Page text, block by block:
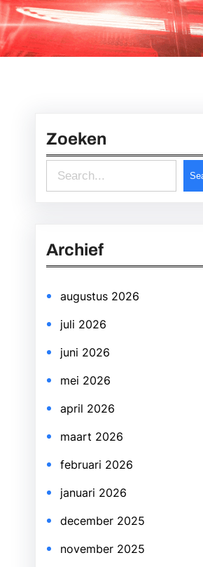
Zoeken
e
r
c
h
Archief
augustus 2026
juli 2026
juni 2026
mei 2026
april 2026
maart 2026
februari 2026
januari 2026
december 2025
november 2025